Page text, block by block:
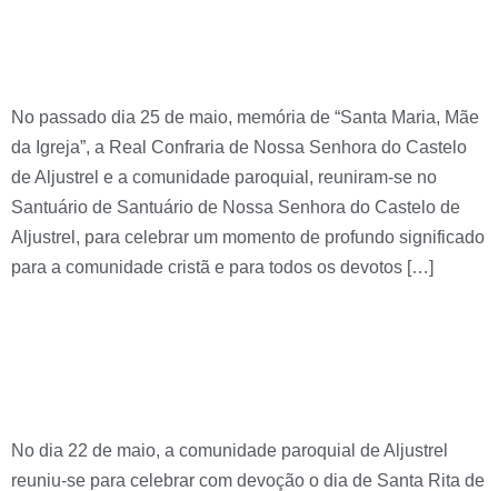
No passado dia 25 de maio, memória de “Santa Maria, Mãe
da Igreja”, a Real Confraria de Nossa Senhora do Castelo
de Aljustrel e a comunidade paroquial, reuniram-se no
Santuário de Santuário de Nossa Senhora do Castelo de
Aljustrel, para celebrar um momento de profundo significado
para a comunidade cristã e para todos os devotos […]
No dia 22 de maio, a comunidade paroquial de Aljustrel
reuniu-se para celebrar com devoção o dia de Santa Rita de